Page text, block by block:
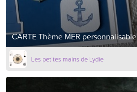
CARTE Thème MER personnalisable
Les petites mains de Lydie